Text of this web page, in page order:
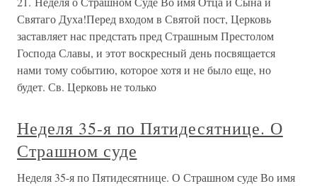
Святаго Духа!Перед входом в Святой пост, Церковь
заставляет нас предстать пред Страшным Престолом
Господа Славы, и этот воскресный день посвящается
нами тому событию, которое хотя и не было еще, но
будет. Св. Церковь не только
Неделя 35-я по Пятидесятнице. О
Страшном суде
Неделя 35-я по Пятидесятнице. О Страшном суде Во имя